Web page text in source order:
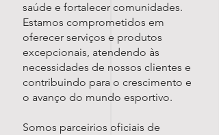
saúde e fortalecer comunidades.
Estamos comprometidos em
oferecer serviços e produtos
excepcionais, atendendo às
necessidades de nossos clientes e
contribuindo para o crescimento e
o avanço do mundo esportivo.
Somos parceirios oficiais de